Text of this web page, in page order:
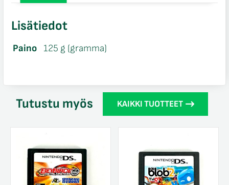
Lisätiedot
Paino 125 g (gramma)
Tutustu myös KAIKKI TUOTTEET